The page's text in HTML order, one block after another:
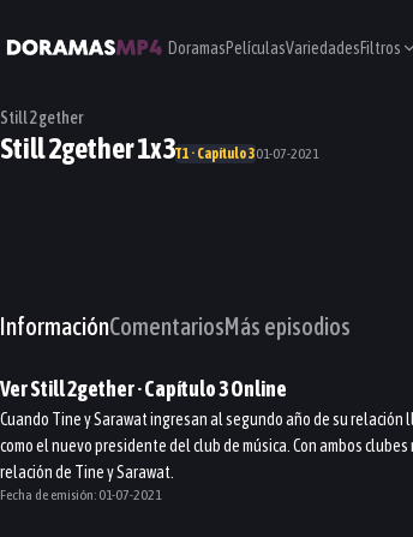
DoramasPelículasVariedadesFiltros
Still 2gether
Still 2gether 1x3T1 · Capítulo 301-07-2021
InformaciónComentariosMás episodios
VerStill 2gether· Capítulo3Online
Cuando Tine y Sarawat ingresan al segundo año de su
como el nuevo presidente del club de música. Con ambos
relación de Tine y Sarawat.
Fecha de emisión: 01-07-2021